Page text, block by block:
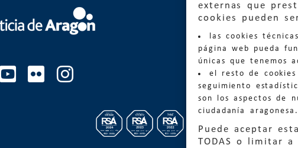
externas que
cookies pueden
las cookies
página web pueda
únicas que tenemos
el resto de
seguimiento
son los aspectos de
ciudadanía aragonesa.
Puede aceptar
TODAS o limitar a
Quejas:
Teléfonos: